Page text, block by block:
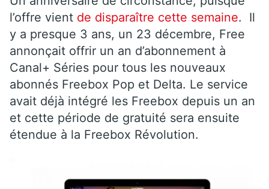
l’offre vient de disparaître cette semaine. Il
y a presque 3 ans, un 23 décembre, Free
annonçait offrir un an d’abonnement à
Canal+ Séries pour tous les nouveaux
abonnés Freebox Pop et Delta. Le service
avait déjà intégré les Freebox depuis un an
et cette période de gratuité sera ensuite
étendue à la Freebox Révolution.